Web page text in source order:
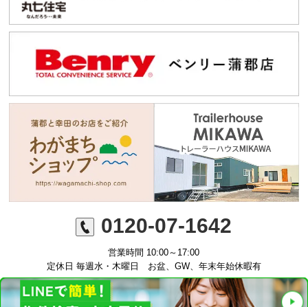
0120-07-1642
営業時間 10:00～17:00
定休日 毎週水・木曜日 お盆、GW、年末年始休暇有